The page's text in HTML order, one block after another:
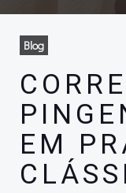
Blog
EM